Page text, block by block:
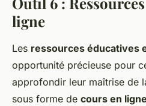
ligne
Les ressources éducatives
opportunité précieuse pour
approfondir leur maîtrise de
sous forme de cours en ligne